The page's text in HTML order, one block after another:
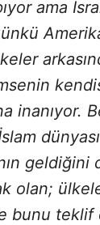
ama
inanıyor.
geldiğini
olan;
bunu teklif